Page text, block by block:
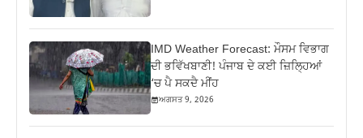
IMD Weather Forecast: ਮੌਸਮ ਵਿਭਾਗ
ਦੀ ਭਵਿੱਖਬਾਣੀ! ਪੰਜਾਬ ਦੇ ਕਈ ਜ਼ਿਲ੍ਹਿਆਂ
‘ਚ ਪੈ ਸਕਦੈ ਮੀਂਹ
ਅਗਸਤ 9, 2026